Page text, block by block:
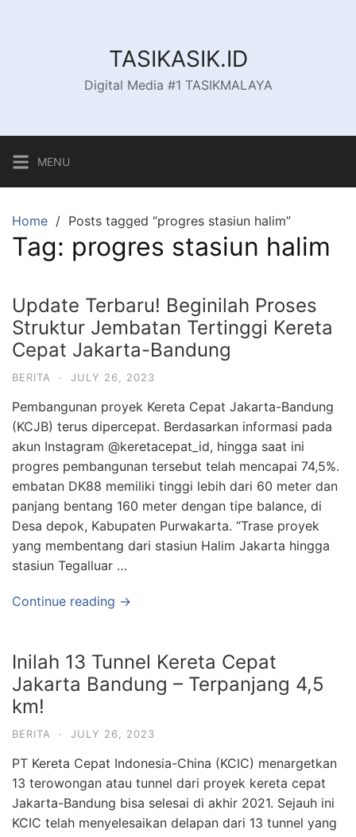
TASIKASIK.ID
Digital Media #1 TASIKMALAYA
MENU
Home Posts tagged “progres stasiun halim”
Tag: progres stasiun halim
Update Terbaru! Beginilah Proses
Struktur Jembatan Tertinggi Kereta
Cepat Jakarta-Bandung
BERITA · JULY 26, 2023
Pembangunan proyek Kereta Cepat Jakarta-Bandung
(KCJB) terus dipercepat. Berdasarkan informasi pada
akun Instagram @keretacepat_id, hingga saat ini
progres pembangunan tersebut telah mencapai 74,5%.
embatan DK88 memiliki tinggi lebih dari 60 meter dan
panjang bentang 160 meter dengan tipe balance, di
Desa depok, Kabupaten Purwakarta. “Trase proyek
yang membentang dari stasiun Halim Jakarta hingga
stasiun Tegalluar …
Continue reading →
Inilah 13 Tunnel Kereta Cepat
Jakarta Bandung – Terpanjang 4,5
km!
BERITA · JULY 26, 2023
PT Kereta Cepat Indonesia-China (KCIC) menargetkan
13 terowongan atau tunnel dari proyek kereta cepat
Jakarta-Bandung bisa selesai di akhir 2021. Sejauh ini
KCIC telah menyelesaikan delapan dari 13 tunnel yang